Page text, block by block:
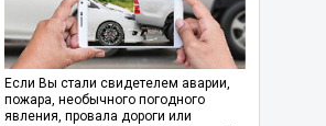
Если Вы стали свидетелем аварии,
пожара, необычного погодного
явления, провала дороги или